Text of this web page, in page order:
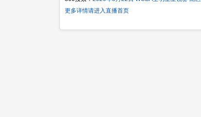
更多详情请进入直播首页